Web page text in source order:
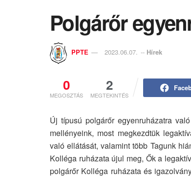
Polgárőr
PPTE 2023.06.07. -- Hírek
0
MEGOSZTÁS
2
MEGTEKINTÉS
Új típusú polgárőr egyenruházatra
mellényeink, most megkezdtük
való ellátását, valamint több Tagunk
Kolléga ruházata újul meg, Ők a
polgárőr Kolléga ruházata és